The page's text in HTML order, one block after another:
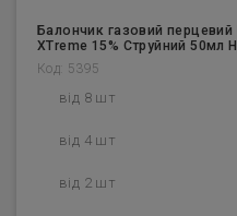
Балончик газовий
XTreme 15% Струйний 50мл
Код: 5395
від 8 шт
від 4 шт
від 2 шт